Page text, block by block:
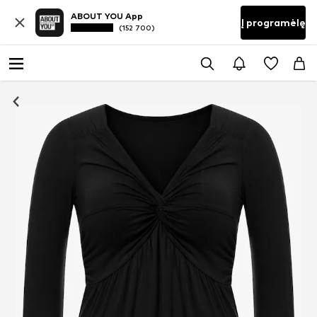
ABOUT YOU App
(152 700) Į programėlę